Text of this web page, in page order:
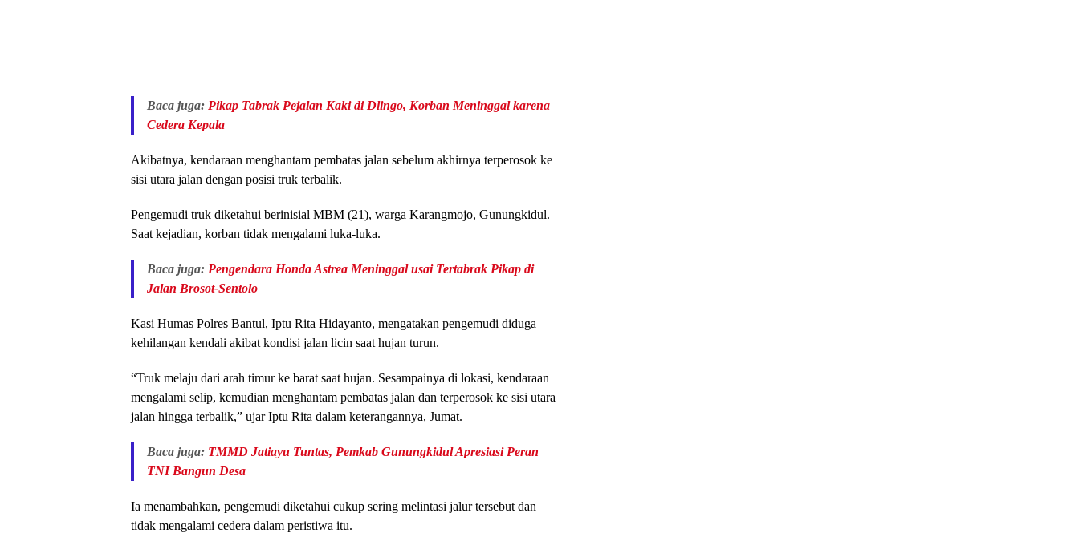
Baca juga: Pikap Tabrak Pejalan Kaki di Dlingo, Korban Meninggal karena
Cedera Kepala
Akibatnya, kendaraan menghantam pembatas jalan sebelum akhirnya terperosok ke
sisi utara jalan dengan posisi truk terbalik.
Pengemudi truk diketahui berinisial MBM (21), warga Karangmojo, Gunungkidul.
Saat kejadian, korban tidak mengalami luka-luka.
Baca juga: Pengendara Honda Astrea Meninggal usai Tertabrak Pikap di
Jalan Brosot-Sentolo
Kasi Humas Polres Bantul, Iptu Rita Hidayanto, mengatakan pengemudi diduga
kehilangan kendali akibat kondisi jalan licin saat hujan turun.
“Truk melaju dari arah timur ke barat saat hujan. Sesampainya di lokasi, kendaraan
mengalami selip, kemudian menghantam pembatas jalan dan terperosok ke sisi utara
jalan hingga terbalik,” ujar Iptu Rita dalam keterangannya, Jumat.
Baca juga: TMMD Jatiayu Tuntas, Pemkab Gunungkidul Apresiasi Peran
TNI Bangun Desa
Ia menambahkan, pengemudi diketahui cukup sering melintasi jalur tersebut dan
tidak mengalami cedera dalam peristiwa itu.